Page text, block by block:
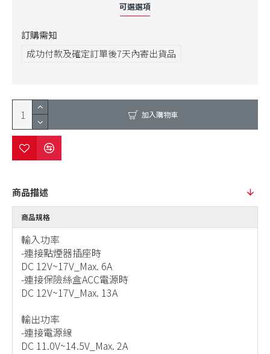
可選選項
訂購需知
成功付款及確定訂單後7天內寄出貨品
加入購物車
商品描述
商品規格
輸入功率
-連接點煙器插座時
DC 12V~17V_Max. 6A
-連接保險絲盒ACC電源時
DC 12V~17V_Max. 13A
輸出功率
-連接電源線
DC 11.0V~14.5V_Max. 2A